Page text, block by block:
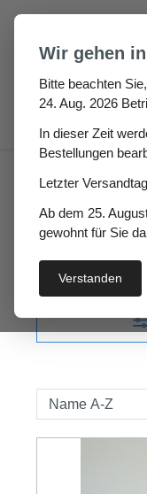
Zum Hauptinhalt
Werkzeug &
Kleber
Wir gehen
Bitte beachten
24. Aug. 2026
In dieser Zeit
Bestellungen
Letzter
Ab dem 25.
gewohnt für Sie
Verstanden